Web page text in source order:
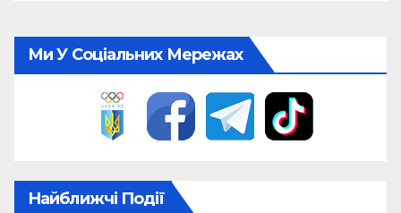
Ми У Соціальних Мережах
Найближчі Події